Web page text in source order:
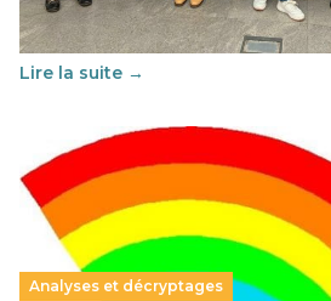
soutenu par l'union Européenne et
au vivre-ensemble : quelles
Lire la suite →
Analyses et décryptages